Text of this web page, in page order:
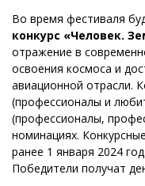
Во время фестиваля
конкурс «Человек.
отражение в
освоения космоса и
авиационной отрасли.
(профессионалы и
(профессионалы,
номинациях.
ранее 1 января 2024
Победители получат